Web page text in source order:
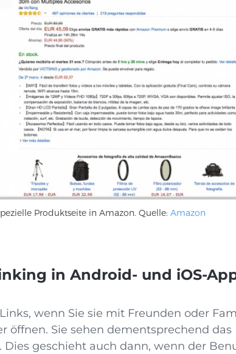
Produktseite in Amazon. Quelle: Amazon
in Android- und iOS-
wenn Sie sie mit Freunden oder
öffnen. Sie sehen dementsprechend
Dies geschieht auch dann, wenn der